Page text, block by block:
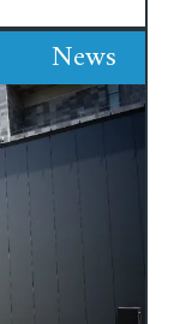
News